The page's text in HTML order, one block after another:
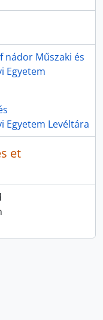
nádor Műszaki és
Egyetem
Egyetem Levéltára
et